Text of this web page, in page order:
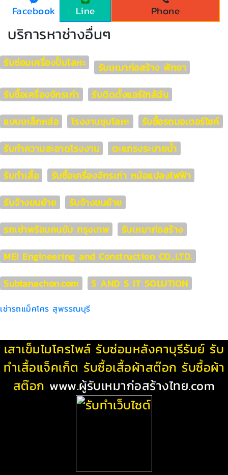
Facebook Line Phone
บริการหาช่างอื่นๆ
รับซ่อมเครื่องปั้มโลหะ
รับเหมาก่อสร้าง พัทยา
รับซื้อเครื่องจักรเก่า
รับติดตั้งแอร์ใกล้ฉัน
แบบเหล็กหล่อ
โรงงานชุบโลหะ
รับซื้อรถมอเตอร์ไซค์
รับทำความสะอาดโรงงาน
ตะแกรงระบายน้ำ
รับทำเสื้อ
รับซื้อเครื่องจักรเก่า หม้อแปลงไฟฟ้า
รับจ้างขนย้าย
รับจ้างขนย้าย
รถเช่าพร้อมคนขับ กรุงเทพ
รับเหมาก่อสร้าง
MEI Engineering and Construction CO.,LTD.
Subtanachon.com
S AND S IT SOLUTION
เช่ารถแม็คโคร สุพรรณบุรี
เสาเข็มไมโครไพล์ รับซ่อมหลังคาบุรีรัมย์ รับ
ทําเสื้อแจ็คเก็ต รับซื้อเสื้อผ้าสต๊อก รับซื้อผ้า
สต๊อก www.ผู้รับเหมาก่อสร้างไทย.com